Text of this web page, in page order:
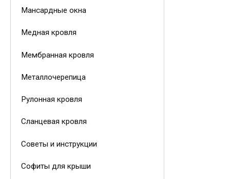
Мансардные окна
Медная кровля
Мембранная кровля
Металлочерепица
Рулонная кровля
Сланцевая кровля
Советы и инструкции
Софиты для крыши